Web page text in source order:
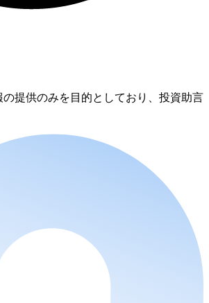
の提供のみを目的としており、投資助言